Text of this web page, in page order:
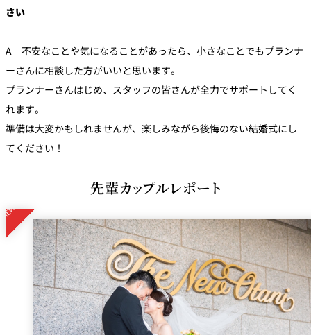
さい
A 不安なことや気になることがあったら、小さなことでもプランナ
ーさんに相談した方がいいと思います。
プランナーさんはじめ、スタッフの皆さんが全力でサポートしてく
れます。
準備は大変かもしれませんが、楽しみながら後悔のない結婚式にし
てください！
先輩カップルレポート